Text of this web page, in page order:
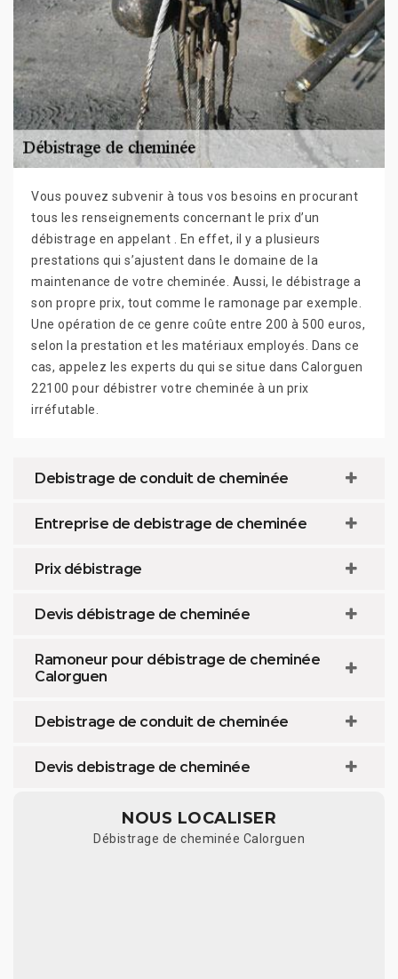
Vous pouvez subvenir à tous vos besoins en procurant
tous les renseignements concernant le prix d’un
débistrage en appelant . En effet, il y a plusieurs
prestations qui s’ajustent dans le domaine de la
maintenance de votre cheminée. Aussi, le débistrage a
son propre prix, tout comme le ramonage par exemple.
Une opération de ce genre coûte entre 200 à 500 euros,
selon la prestation et les matériaux employés. Dans ce
cas, appelez les experts du qui se situe dans Calorguen
22100 pour débistrer votre cheminée à un prix
irréfutable.
Debistrage de conduit de cheminée
Entreprise de debistrage de cheminée
Prix débistrage
Devis débistrage de cheminée
Ramoneur pour débistrage de cheminée
Calorguen
Debistrage de conduit de cheminée
Devis debistrage de cheminée
NOUS LOCALISER
Débistrage de cheminée Calorguen